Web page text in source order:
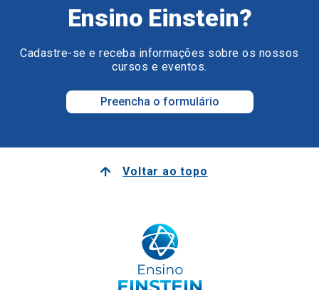
Ensino Einstein?
Cadastre-se e receba informações sobre os nossos
cursos e eventos.
Preencha o formulário
Voltar ao topo